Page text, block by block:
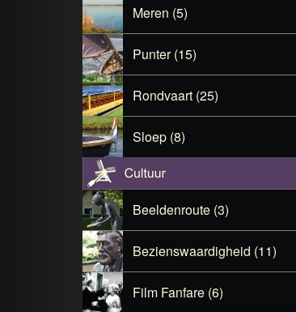
Meren (5)
Punter (15)
Rondvaart (25)
Sloep (8)
Beeldenroute (3)
Bezienswaardigheid (11)
Film Fanfare (6)